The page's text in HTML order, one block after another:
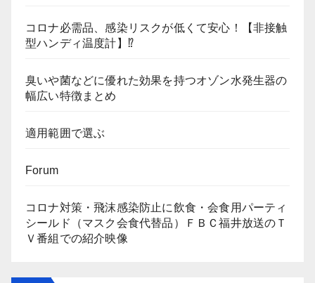
コロナ必需品、感染リスクが低くて安心！【非接触
型ハンディ温度計】⁉
臭いや菌などに優れた効果を持つオゾン水発生器の
幅広い特徴まとめ
適用範囲で選ぶ
Forum
コロナ対策・飛沫感染防止に飲食・会食用パーティ
シールド（マスク会食代替品）ＦＢＣ福井放送のＴ
Ｖ番組での紹介映像